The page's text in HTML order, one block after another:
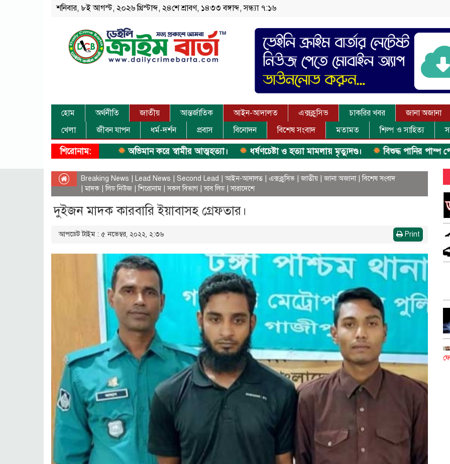
শনিবার, ৮ই আগস্ট, ২০২৬ খ্রিস্টাব্দ, ২৪শে শ্রাবণ, ১৪৩৩ বঙ্গাব্দ, সন্ধ্যা ৭:১৬
হোম অর্থনীতি জাতীয় আন্তর্জাতিক আইন-আদালত এক্সক্লুসিভ চাকরির খবর জানা অজানা
খেলা
জীবন যাপন ধর্ম-দর্শন প্রবাস বিনোদন বিশেষ সংবাদ মতামত শিল্প ও সাহিত্য
শিরোনাম: অভিমান করে স্বামীর আত্মহত্যা। ধর্ষণচেষ্টা ও হত্যা মামলায় মৃত্যুদণ্ড। বিশুদ্ধ পানির পাম্প পেল
Breaking News Lead News Second Lead |আইন-আদালত এক্সক্লুসিভ |জাতীয় |জানা অজানা|বিশেষ সংবাদ
|মাদক |লিড নিউজ |শিরোনাম|সকল বিভাগ|সাব লিড|সারাদেশে
দুইজন মাদক কারবারি ইয়াবাসহ গ্রেফতার।
আপডেট টাইম : ৫ নভেম্বর, ২০২২, ২:৩৬ Print